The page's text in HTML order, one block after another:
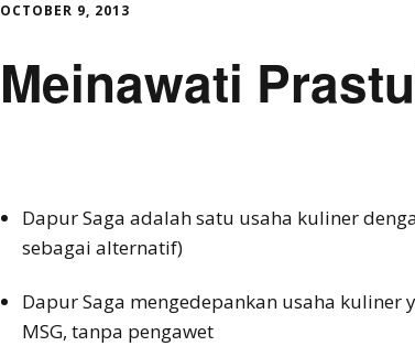
OCTOBER 9, 2013
Meinawati
Dapur Saga adalah satu usaha kuliner
sebagai alternatif)
Dapur Saga mengedepankan usaha
MSG, tanpa pengawet